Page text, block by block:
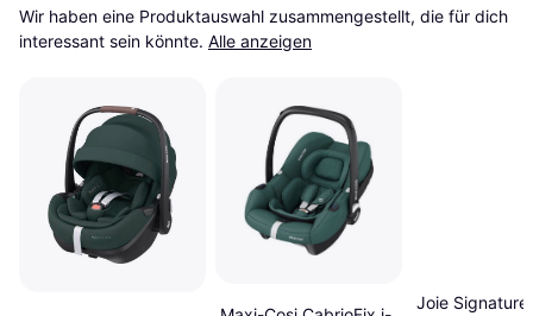
Wir haben eine Produktauswahl zusammengestellt, die für dich
interessant sein könnte. Alle anzeigen
Joie Signature